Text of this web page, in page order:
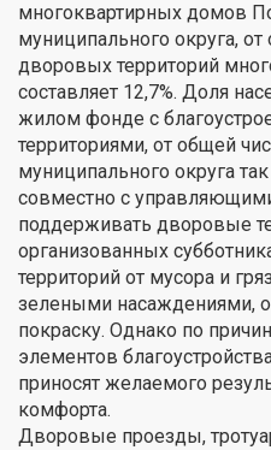
многоквартирных домов
муниципального округа,
дворовых территорий
составляет 12,7%. Доля
жилом фонде с
территориями, от общей
муниципального округа
совместно с
поддерживать дворовые
организованных
территорий от мусора и
зелеными насаждениями,
покраску. Однако по
элементов
приносят желаемого
комфорта.
Дворовые проезды,